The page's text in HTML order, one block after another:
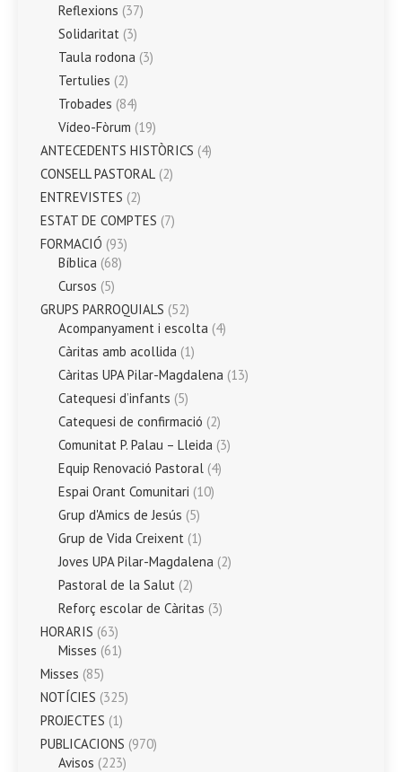
Reflexions (37)
Solidaritat (3)
Taula rodona (3)
Tertulies (2)
Trobades (84)
Vídeo-Fòrum (19)
ANTECEDENTS HISTÒRICS (4)
CONSELL PASTORAL (2)
ENTREVISTES (2)
ESTAT DE COMPTES (7)
FORMACIÓ (93)
Bíblica (68)
Cursos (5)
GRUPS PARROQUIALS (52)
Acompanyament i escolta (4)
Càritas amb acollida (1)
Càritas UPA Pilar-Magdalena (13)
Catequesi d’infants (5)
Catequesi de confirmació (2)
Comunitat P. Palau – Lleida (3)
Equip Renovació Pastoral (4)
Espai Orant Comunitari (10)
Grup d'Amics de Jesús (5)
Grup de Vida Creixent (1)
Joves UPA Pilar-Magdalena (2)
Pastoral de la Salut (2)
Reforç escolar de Càritas (3)
HORARIS (63)
Misses (61)
Misses (85)
NOTÍCIES (325)
PROJECTES (1)
PUBLICACIONS (970)
Avisos (223)